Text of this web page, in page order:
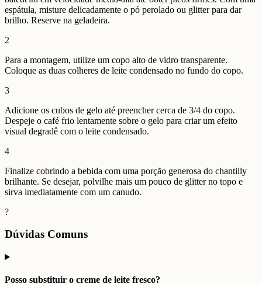
espátula, misture delicadamente o pó perolado ou glitter para dar
brilho. Reserve na geladeira.
2
Para a montagem, utilize um copo alto de vidro transparente.
Coloque as duas colheres de leite condensado no fundo do copo.
3
Adicione os cubos de gelo até preencher cerca de 3/4 do copo.
Despeje o café frio lentamente sobre o gelo para criar um efeito
visual degradê com o leite condensado.
4
Finalize cobrindo a bebida com uma porção generosa do chantilly
brilhante. Se desejar, polvilhe mais um pouco de glitter no topo e
sirva imediatamente com um canudo.
?
Dúvidas Comuns
Posso substituir o creme de leite fresco?